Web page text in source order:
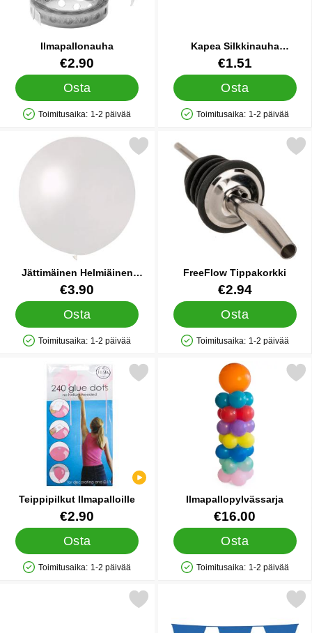
Ilmapallonauha
Tuote.nro 21211
€2.90
Osta
Saatavuus: Varastossa
Toimitusaika: 1-2 päivää
Kapea Silkkinauha
Sininen/Keltainen 5 m
Tuote.nro 87398
€1.51
Osta
Saatavuus: Varastossa
Toimitusaika: 1-2 päivää
Jättimäinen Helmiäinen
Ilmapallo
Tuote.nro 14991
€3.90
Osta
Saatavuus: Varastossa
Toimitusaika: 1-2 päivää
Merkitse jättimäinen Helmiäinen Ilmapallo suosikiksi
FreeFlow Tippakorkki
Tuote.nro 44705
€2.94
Osta
Saatavuus: Varastossa
Toimitusaika: 1-2 päivää
Merkitse freeFlow
Teippipilkut Ilmapalloille
Tuote.nro 22428
€2.90
Osta
Saatavuus: Varastossa
Toimitusaika: 1-2 päivää
Merkitse teippipilkut Ilmapalloille suosikiksi
Ilmapallopylvässarja
Tuote.nro 16817
€16.00
Osta
Saatavuus: Varastossa
Toimitusaika: 1-2 päivää
Merkitse
Merkitse pieni Lippunauha Sininen suosikiksi
Merkitse jumbo